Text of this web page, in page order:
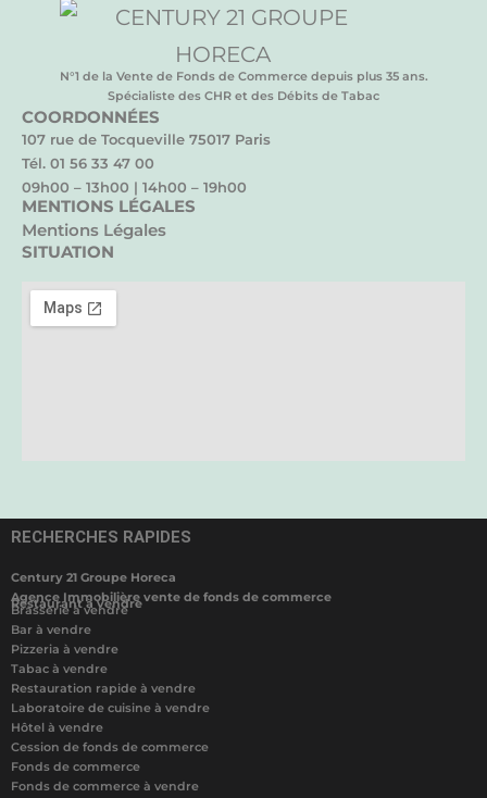
N°1 de la Vente de Fonds de Commerce depuis plus 35 ans.
Spécialiste des CHR et des Débits de Tabac
COORDONNÉES
107 rue de Tocqueville 75017 Paris
Tél. 01 56 33 47 00
09h00 – 13h00 | 14h00 – 19h00
MENTIONS LÉGALES
Mentions Légales
SITUATION
RECHERCHES RAPIDES
Century 21 Groupe Horeca
Agence Immobilière vente de fonds de commerce
Restaurant à vendre
Brasserie à vendre
Bar à vendre
Pizzeria à vendre
Tabac à vendre
Restauration rapide à vendre
Laboratoire de cuisine à vendre
Hôtel à vendre
Cession de fonds de commerce
Fonds de commerce
Fonds de commerce à vendre